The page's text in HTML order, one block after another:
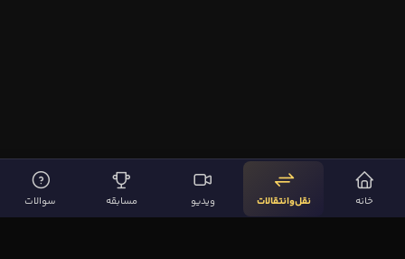
خانه نقل‌وانتقالات ویدیو مسابقه سوالات